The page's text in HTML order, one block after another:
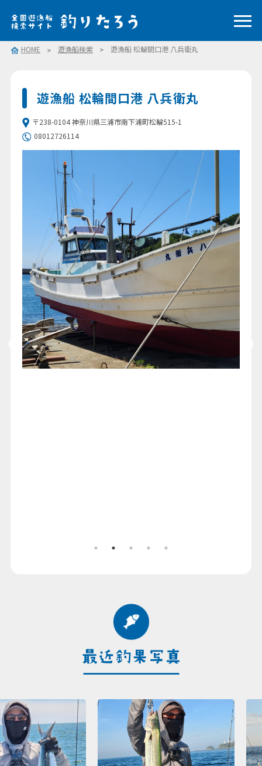
HOME 遊漁船検索 遊漁船 松輪間口港 八兵衛丸
遊漁船 松輪間口港 八兵衛丸
〒238-0104 神奈川県三浦市南下浦町松輪515-1
08012726114